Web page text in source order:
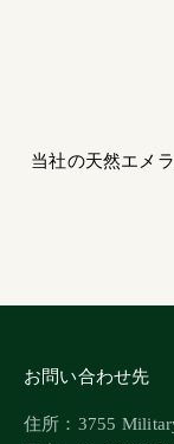
当社の天然エメ
お問い合わせ先
住所：3755